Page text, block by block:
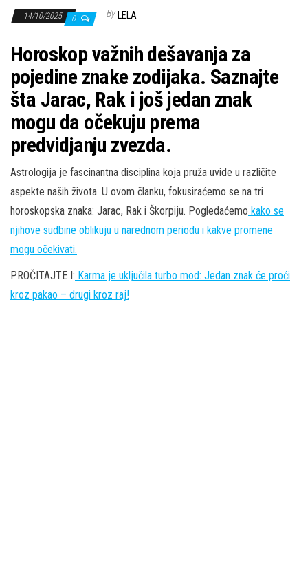
14/10/2025 0 By LELA
Horoskop važnih dešavanja za
pojedine znake zodijaka. Saznajte
šta Jarac, Rak i još jedan znak
mogu da očekuju prema
predvidjanju zvezda.
Astrologija je fascinantna disciplina koja pruža uvide u različite
aspekte naših života. U ovom članku, fokusiraćemo se na tri
horoskopska znaka: Jarac, Rak i Škorpiju. Pogledaćemo kako se
njihove sudbine oblikuju u narednom periodu i kakve promene
mogu očekivati.
PROČITAJTE I: Karma je uključila turbo mod: Jedan znak će proći
kroz pakao – drugi kroz raj!